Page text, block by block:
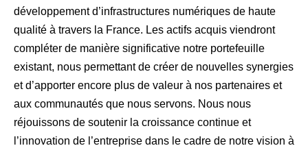
développement d’infrastructures numériques de haute
qualité à travers la France. Les actifs acquis viendront
compléter de manière significative notre portefeuille
existant, nous permettant de créer de nouvelles synergies
et d’apporter encore plus de valeur à nos partenaires et
aux communautés que nous servons. Nous nous
réjouissons de soutenir la croissance continue et
l’innovation de l’entreprise dans le cadre de notre vision à